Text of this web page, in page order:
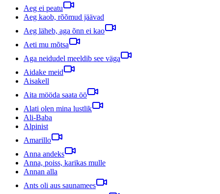
Aeg ei peatu
Aeg kaob, rõõmud jäävad
Aeg läheb, aga õnn ei kao
Aeti mu mõtsa
Aga neidudel meeldib see väga
Aidake meid
Aisakell
Aita mööda saata öö
Alati olen mina lustlik
Ali-Baba
Alpinist
Amarillo
Anna andeks
Anna, poiss, karikas mulle
Annan alla
Ants oli aus saunamees